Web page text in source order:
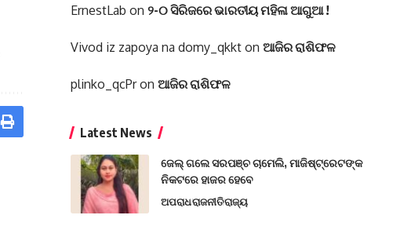
ErnestLab on ୨-୦ ସିରିଜରେ ଭାରତୀୟ ମହିଳା ଆଗୁଆ !
Vivod iz zapoya na domy_qkkton ଆଜିର ରାଶିଫଳ
plinko_qcPron ଆଜିର ରାଶିଫଳ
Latest News
ଜେଲ୍ ଗଲେ ସରପଞ୍ଚ ଚାମେଲି, ମାଜିଷ୍ଟ୍ରେଟଙ୍କ
ନିକଟରେ ହାଜର ହେବେ
ଅପରାଧରାଜନୀତିରାଜ୍ୟ